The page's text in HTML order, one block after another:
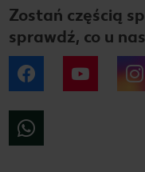
Zostań częścią
sprawdź, co u
Facebook YouTube